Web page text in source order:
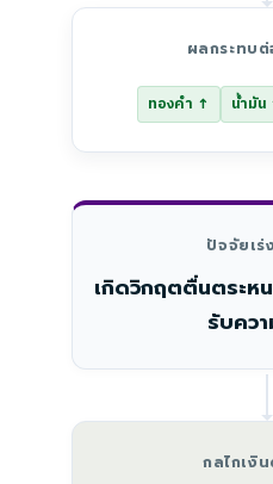
ผลกระทบ
ทองคำ ↑ น้ำมัน
ปัจจัยเร่
เกิดวิกฤตตื่นตระห
รับคว
กลไกเงิ